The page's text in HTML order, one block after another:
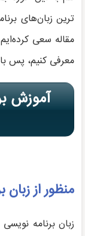
ترین زبان‌های
مقاله سعی
معرفی کنیم، پس
آموزش
منظور از
زبان برنامه